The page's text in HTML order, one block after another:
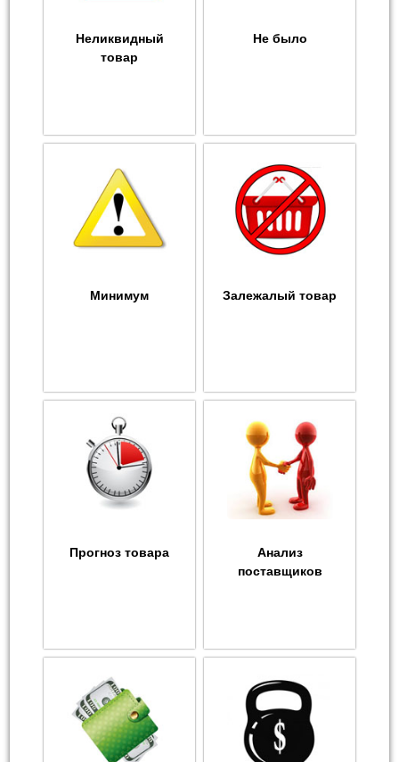
Неликвидный
товар
Не было
Минимум Залежалый товар
Прогноз товара
Анализ
поставщиков